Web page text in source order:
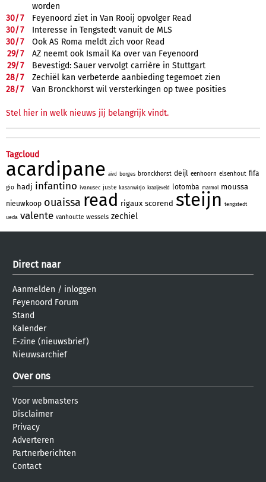
worden
30/7
Feyenoord ziet in Van Rooij opvolger Read
30/7
Interesse in Tengstedt vanuit de MLS
30/7
Ook AS Roma meldt zich voor Read
29/7
AZ neemt ook Ismail Ka over van Feyenoord
29/7
Bevestigd: Sauer vervolgt carrière in Stuttgart
28/7
Zechiël kan verbeterde aanbieding tegemoet zien
28/7 Van Bronckhorst wil versterkingen op twee posities
Stel hier in welk nieuws jij belangrijk vindt.
Tagcloud
acardipane aivd borges bronckhorst deijl eenhoorn elsenhout fifa
gio hadj infantino ivanusec juste kasanwirjo kraaijeveld lotomba marmol moussa
nieuwkoop ouaissa read rigaux scorend steijn tengstedt
ueda valente vanhoutte wessels zechiel
Direct naar
Aanmelden / inloggen
Feyenoord Forum
Stand
Kalender
E-zine (nieuwsbrief)
Nieuwsarchief
Over ons
Voor webmasters
Disclaimer
Privacy
Adverteren
Partnerberichten
Contact